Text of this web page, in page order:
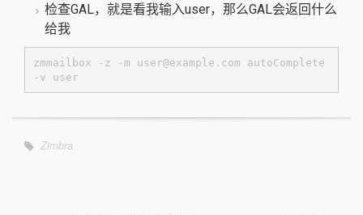
检查GAL，就是看我输入user，那么GAL会返回什么
给我
zmmailbox -z -m user@example.com autoComplete
-v user
Zimbra